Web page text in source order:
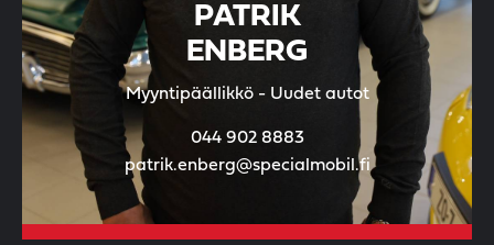
PATRIK
ENBERG
Myyntipäällikkö - Uudet autot
044 902 8883
patrik.enberg@specialmobil.fi